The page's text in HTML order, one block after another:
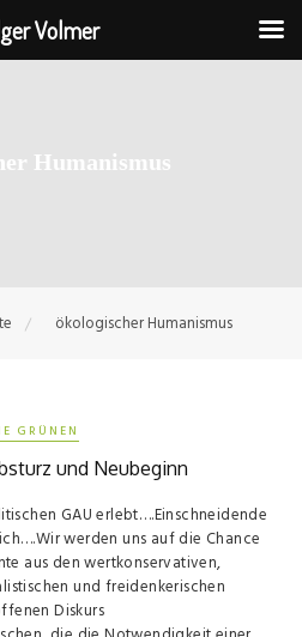
Humanismus
ökologischer Humanismus
GRÜNEN
und Neubeginn
GAU erlebt….Ein­schneidende
werden uns auf die Chance
aus den wertkonservativen,
und freidenkerischen
Diskurs
Volmer